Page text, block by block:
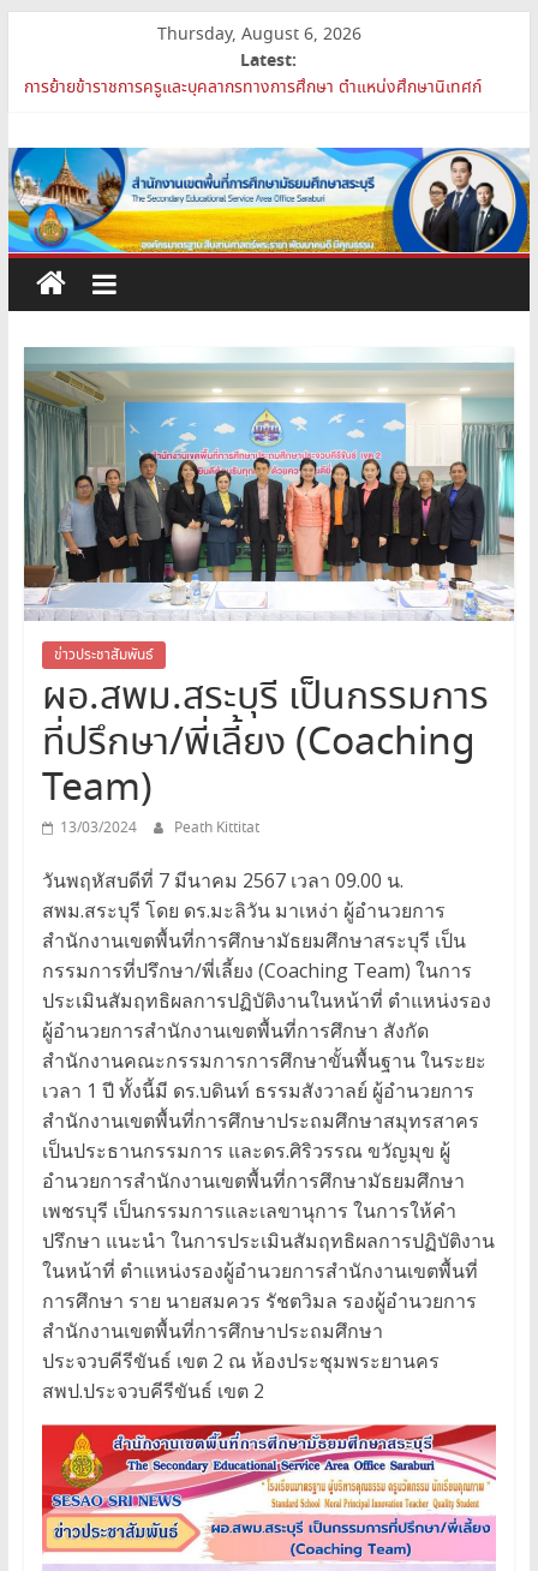
content
Thursday, August 6, 2026
Latest:
สพม.สบ เข้าร่วมประชุมสัมมนา ผอ.สพท. ทั่วประเทศ ครั้งที่ 2/2569 “All
สพม.สบ ประชุมชี้แจงแนวทางการส่งเสริมความโปร่งใสในสำนักงานเขต
พื้นที่การศึกษา 2569
เปิดห้องเรียนและห้องปฏิบัติการแห่งอนาคต รร.สบว.
สพม.สบ เสริมศักยภาพผู้บริหาร PA Support Team สู่เส้นทางความ
ก้าวหน้าวิชาชีพ
สำนักงาน
เขต
พื้นที่
การ
ศึกษา
มัธยมศึกษา
สระบุรี
สพม.สระบุรี,สพม.สบ,สำนักงาน
เขต
พื้นที่
การ
ศึกษา
มัธยมศึกษา
สระบุรี
ข่าวประชาสัมพันธ์
ผอ.สพม.สระบุรี เป็นกรรมการ
ที่ปรึกษา/พี่เลี้ยง (Coaching
Team)
13/03/2024 Peath Kittitat
วันพฤหัสบดีที่ 7 มีนาคม 2567 เวลา 09.00 น.
สพม.สระบุรี โดย ดร.มะลิวัน มาเหง่า ผู้อำนวยการ
สำนักงานเขตพื้นที่การศึกษามัธยมศึกษาสระบุรี เป็น
กรรมการที่ปรึกษา/พี่เลี้ยง (Coaching Team) ในการ
ประเมินสัมฤทธิผลการปฏิบัติงานในหน้าที่ ตำแหน่งรอง
ผู้อำนวยการสำนักงานเขตพื้นที่การศึกษา สังกัด
สำนักงานคณะกรรมการการศึกษาขั้นพื้นฐาน ในระยะ
เวลา 1 ปี ทั้งนี้มี ดร.บดินท์ ธรรมสังวาลย์ ผู้อำนวยการ
สำนักงานเขตพื้นที่การศึกษาประถมศึกษาสมุทรสาคร
เป็นประธานกรรมการ และดร.ศิริวรรณ ขวัญมุข ผู้
อำนวยการสำนักงานเขตพื้นที่การศึกษามัธยมศึกษา
เพชรบุรี เป็นกรรมการและเลขานุการ ในการให้คำ
ปรึกษา แนะนำ ในการประเมินสัมฤทธิผลการปฏิบัติงาน
ในหน้าที่ ตำแหน่งรองผู้อำนวยการสำนักงานเขตพื้นที่
การศึกษา ราย นายสมควร รัชตวิมล รองผู้อำนวยการ
สำนักงานเขตพื้นที่การศึกษาประถมศึกษา
ประจวบคีรีขันธ์ เขต 2 ณ ห้องประชุมพระยานคร
สพป.ประจวบคีรีขันธ์ เขต 2